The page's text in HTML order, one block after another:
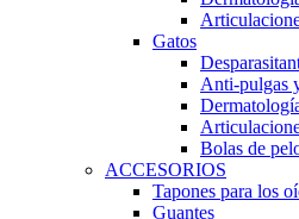
Gatos
Anti-pulgas
Bolas de
ACCESORIOS
Tapones para los
Guantes